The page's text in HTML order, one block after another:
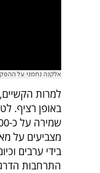
אלקנה נחמני על
למרות
באופן רציף.
מצביעים על
בידי ערבים
התרחבות